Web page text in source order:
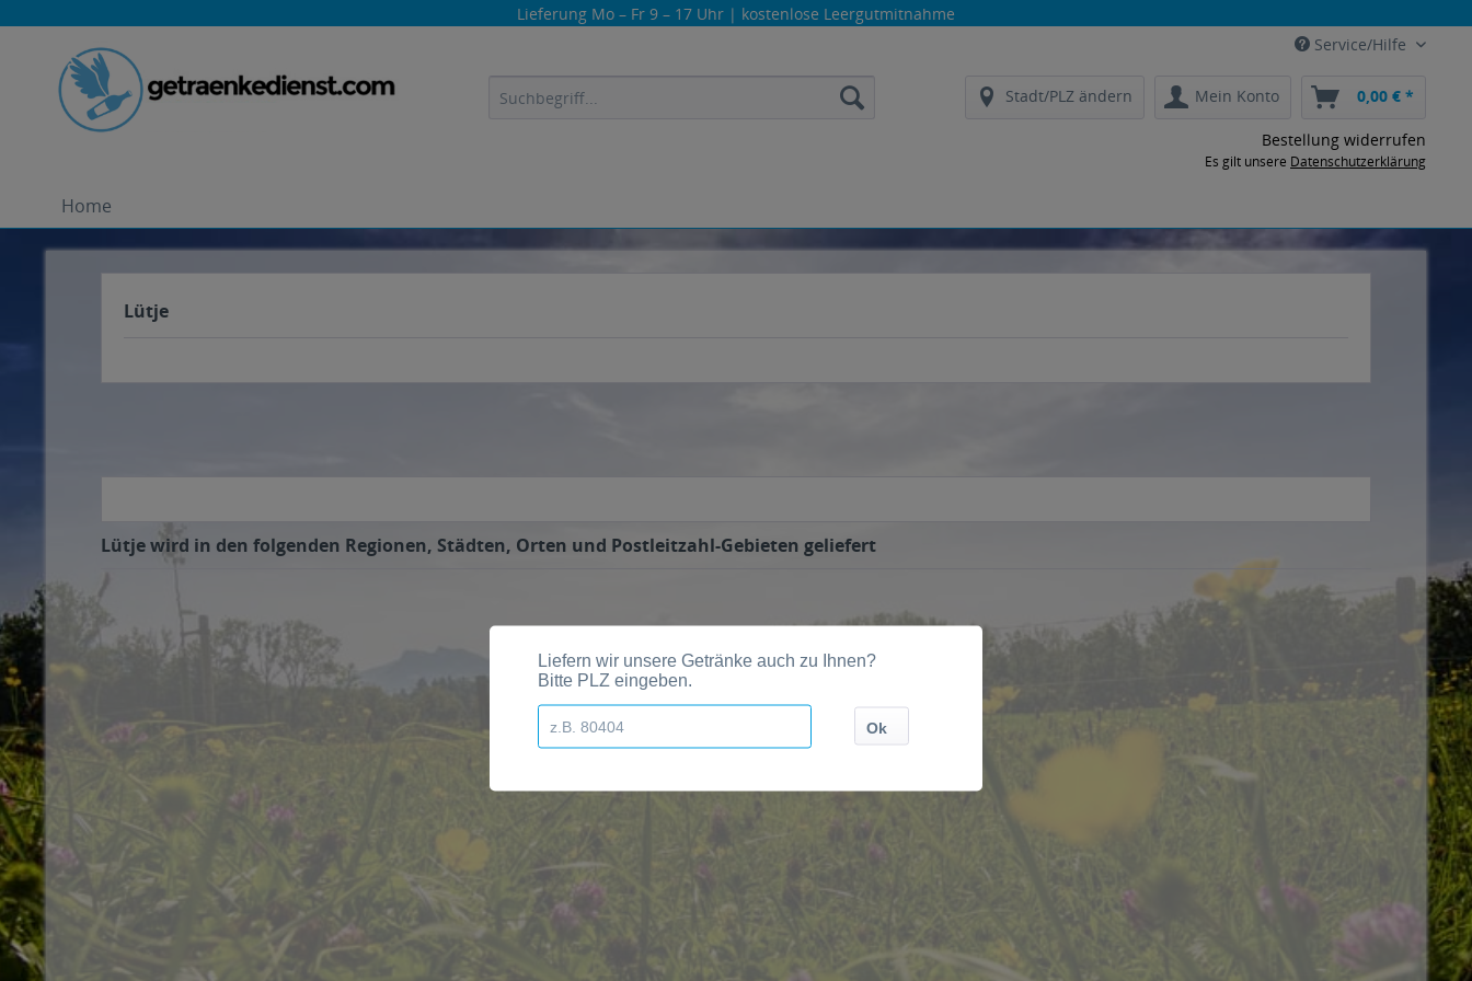
Lieferung Mo – Fr 9 – 17 Uhr | kostenlose Leergutmitnahme
Service/Hilfe
Stadt/PLZ ändern Mein Konto 0,00 € *
Bestellung widerrufen
Es gilt unsere Datenschutzerklärung
Home
Lütje
Lütje wird in den folgenden Regionen, Städten, Orten und Postleitzahl-Gebieten geliefert